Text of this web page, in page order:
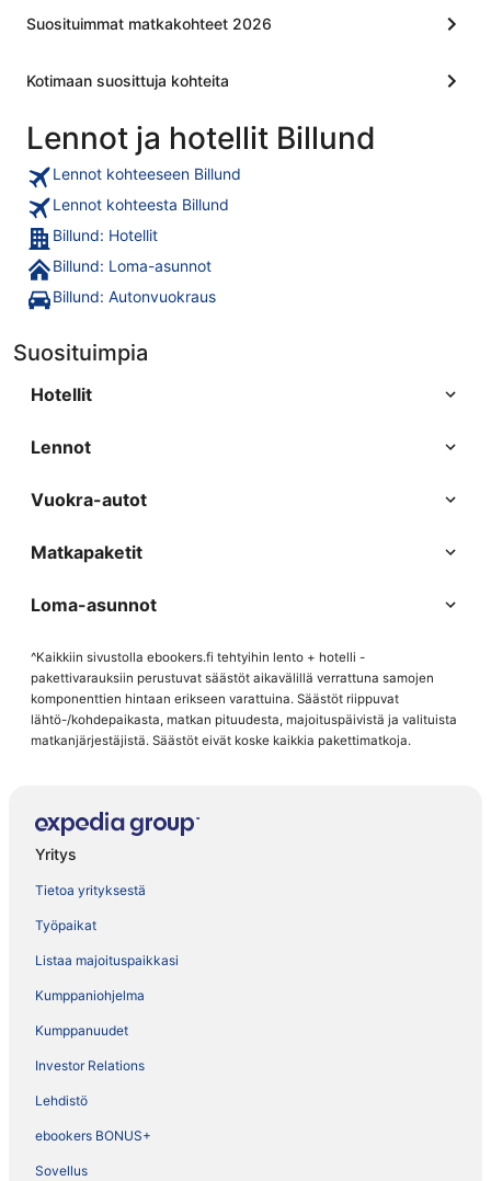
Suosituimmat matkakohteet 2026
Kotimaan suosittuja kohteita
Lennot ja hotellit Billund
Lennot kohteeseen Billund
Lennot kohteesta Billund
Billund: Hotellit
Billund: Loma-asunnot
Billund: Autonvuokraus
Suosituimpia
Hotellit
Lennot
Vuokra-autot
Matkapaketit
Loma-asunnot
^Kaikkiin sivustolla ebookers.fi tehtyihin lento + hotelli -
pakettivarauksiin perustuvat säästöt aikavälillä verrattuna samojen
komponenttien hintaan erikseen varattuina. Säästöt riippuvat
lähtö-/kohdepaikasta, matkan pituudesta, majoituspäivistä ja valituista
matkanjärjestäjistä. Säästöt eivät koske kaikkia pakettimatkoja.
Yritys
Tietoa yrityksestä
Työpaikat
Listaa majoituspaikkasi
Kumppaniohjelma
Kumppanuudet
Investor Relations
Lehdistö
ebookers BONUS+
Sovellus